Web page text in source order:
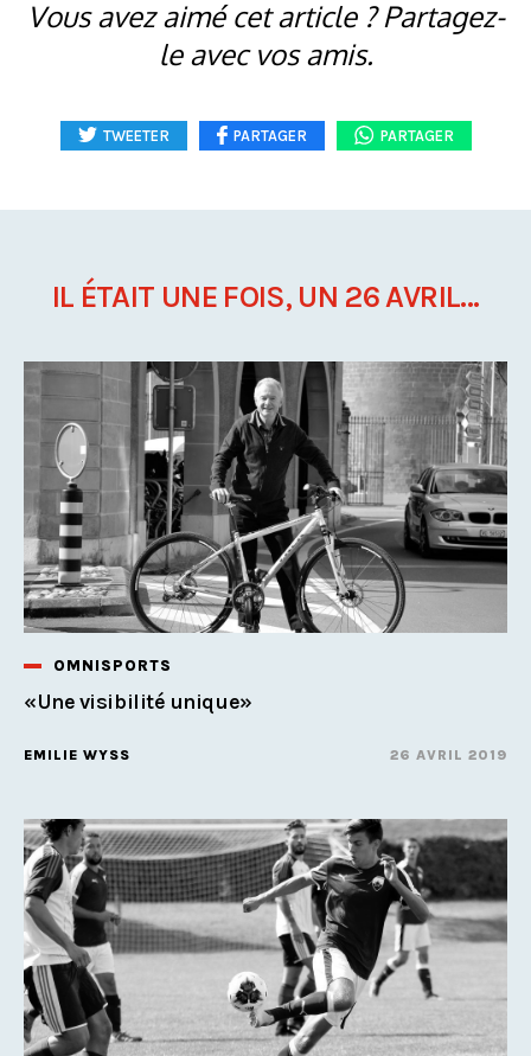
Vous avez aimé cet article ? Partagez-
le avec vos amis.
TWEETER PARTAGER PARTAGER
IL ÉTAIT UNE FOIS, UN 26 AVRIL...
OMNISPORTS
«Une visibilité unique»
EMILIE WYSS 26 AVRIL 2019